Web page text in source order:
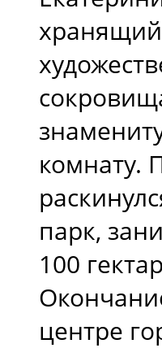
комнату.
парк,
100
центре